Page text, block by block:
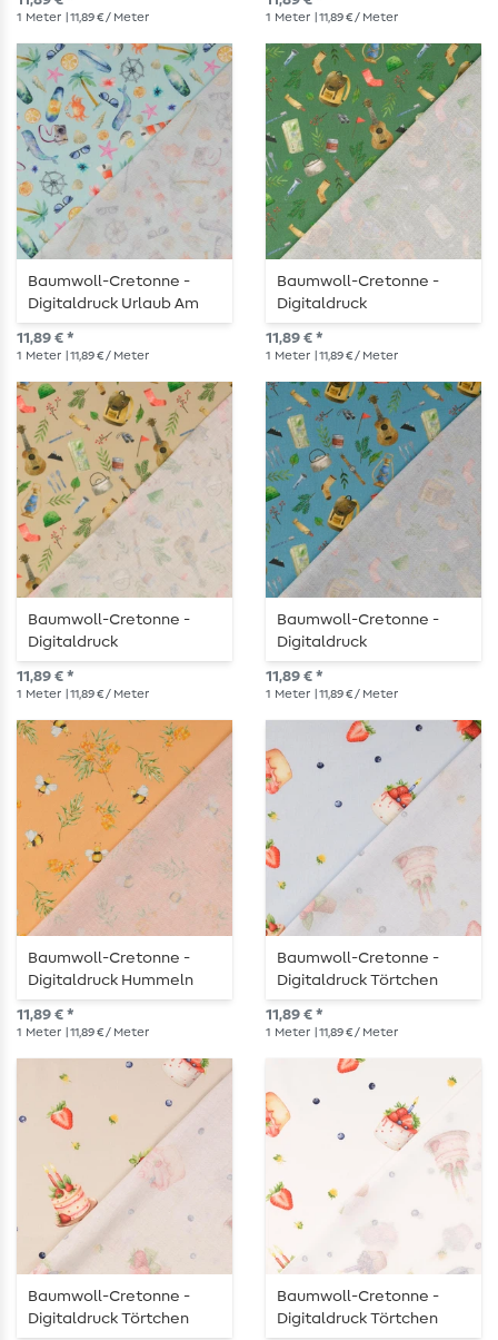
1 Meter | 11,89 € / Meter 1 Meter | 11,89 € / Meter
Baumwoll-Cretonne -
Digitaldruck Urlaub Am
Meer Hellblau
11,89 € *
1 Meter | 11,89 € / Meter
Baumwoll-Cretonne -
Digitaldruck
Wanderequipment
Dunkelgrün
11,89 € *
1 Meter | 11,89 € / Meter
Baumwoll-Cretonne -
Digitaldruck
Wanderequipment Sand
11,89 € *
1 Meter | 11,89 € / Meter
Baumwoll-Cretonne -
Digitaldruck
Wanderequipment Petrol
11,89 € *
1 Meter | 11,89 € / Meter
Baumwoll-Cretonne -
Digitaldruck Hummeln
Und Beeren Pfirsich
11,89 € *
1 Meter | 11,89 € / Meter
Baumwoll-Cretonne -
Digitaldruck Törtchen
Hellblau
11,89 € *
1 Meter | 11,89 € / Meter
Baumwoll-Cretonne -
Digitaldruck Törtchen
Baumwoll-Cretonne -
Digitaldruck Törtchen